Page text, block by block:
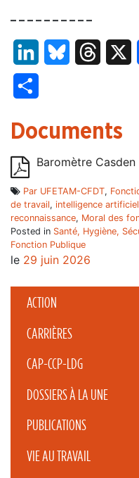
ACTION
CARRIÈRES
CAP-CCP-LDG
DOSSIERS À LA UNE
PUBLICATIONS
VIE AU TRAVAIL
– – – – – – – – – –
LinkedInBluesky
Documents
Baromètre
Par UFETAM-CFDT,
de travail, intelligence
reconnaissance, Moral des
Posted in Santé, Hygiène,
Fonction Publique
le 29 juin 2026